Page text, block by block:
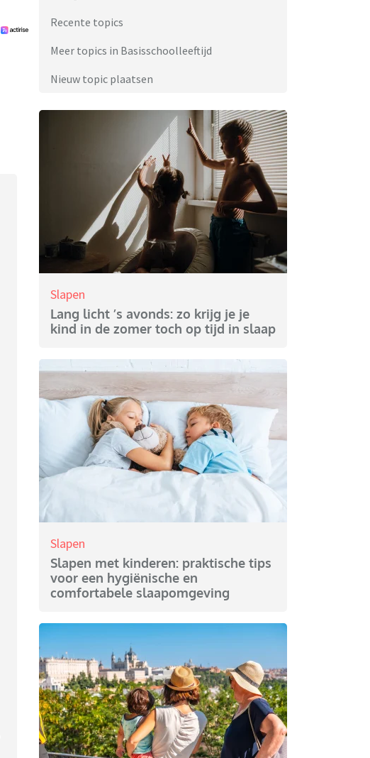
Recente topics
Meer topics in Basisschoolleeftijd
Nieuw topic plaatsen
Slapen
Lang licht ’s avonds: zo krijg je je
kind in de zomer toch op tijd in slaap
Slapen
Slapen met kinderen: praktische tips
voor een hygiënische en
comfortabele slaapomgeving